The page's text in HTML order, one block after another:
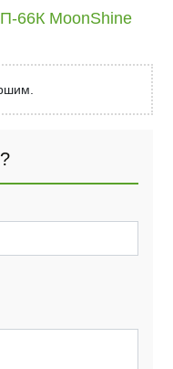
66К MoonShine